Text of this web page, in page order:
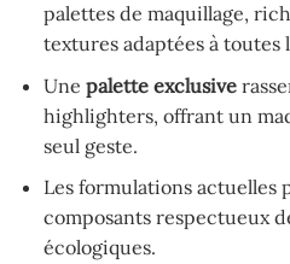
palettes de maquillage,
textures adaptées à toutes
Une palette exclusive
highlighters, offrant un
seul geste.
Les formulations actuelles
composants respectueux
écologiques.